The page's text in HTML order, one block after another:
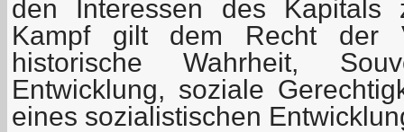
den Interessen des Kapitals
Kampf gilt dem Recht der
historische Wahrheit,
Entwicklung, soziale
eines sozialistischen